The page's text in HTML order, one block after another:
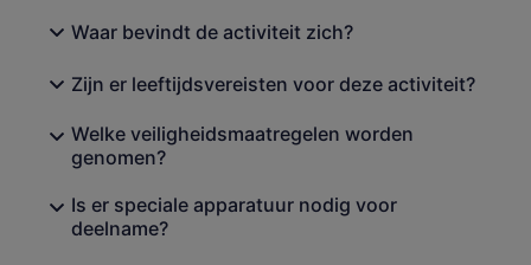
Waar bevindt de activiteit zich?
Zijn er leeftijdsvereisten voor deze activiteit?
Welke veiligheidsmaatregelen worden
genomen?
Is er speciale apparatuur nodig voor
deelname?